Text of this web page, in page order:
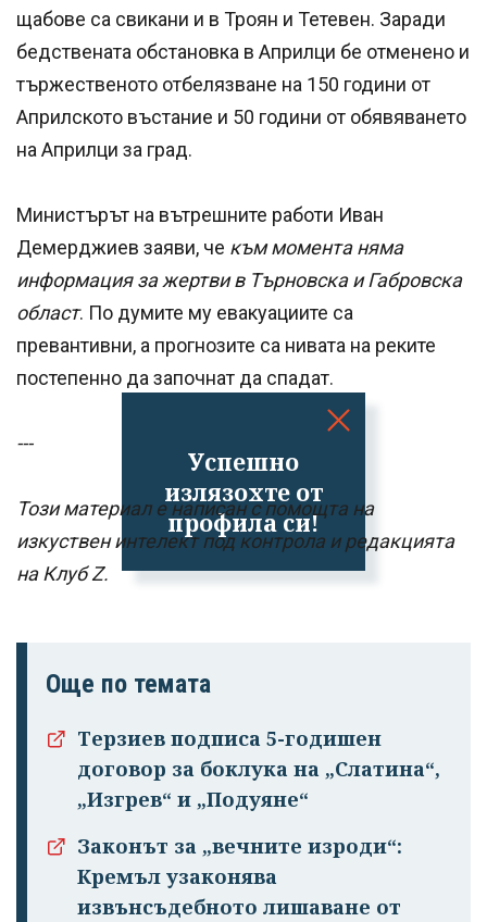
Успешно
излязохте от
профила си!
щабове са свикани и в Троян и Тетевен. Заради
бедствената обстановка в Априлци бе отменено и
тържественото отбелязване на 150 години от
Априлското въстание и 50 години от обявяването
на Априлци за град.
Министърът на вътрешните работи Иван
Демерджиев заяви, че към момента няма
информация за жертви в Търновска и Габровска
област. По думите му евакуациите са
превантивни, а прогнозите са нивата на реките
постепенно да започнат да спадат.
---
Този материал е написан с помощта на
изкуствен интелект под контрола и редакцията
на Клуб Z.
Още по темата
Терзиев подписа 5-годишен
договор за боклука на „Слатина“,
„Изгрев“ и „Подуяне“
Законът за „вечните изроди“:
Кремъл узаконява
извънсъдебното лишаване от